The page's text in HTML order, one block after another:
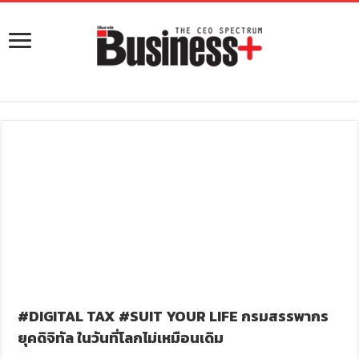
#DIGITAL TAX #SUIT YOUR LIFE กรมสรรพากร
ยุคดิจิทัล ในวันที่โลกไม่เหมือนเดิม